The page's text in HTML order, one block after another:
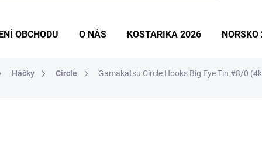
OBCHODU O NÁS KOSTARIKA 2026
Háčky Circle Gamakatsu Circle Hooks Big Eye Tin #8/0